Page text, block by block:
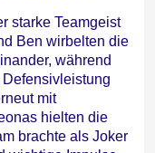
starke Teamgeist
Ben wirbelten die
während
mit
hielten die
brachte als Joker